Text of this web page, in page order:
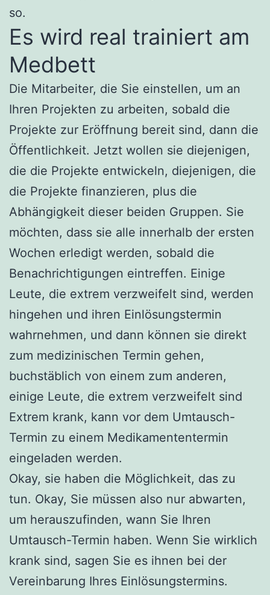
so.
Es wird real trainiert am
Medbett
Die Mitarbeiter, die Sie einstellen, um an
Ihren Projekten zu arbeiten, sobald die
Projekte zur Eröffnung bereit sind, dann die
Öffentlichkeit. Jetzt wollen sie diejenigen,
die die Projekte entwickeln, diejenigen, die
die Projekte finanzieren, plus die
Abhängigkeit dieser beiden Gruppen. Sie
möchten, dass sie alle innerhalb der ersten
Wochen erledigt werden, sobald die
Benachrichtigungen eintreffen. Einige
Leute, die extrem verzweifelt sind, werden
hingehen und ihren Einlösungstermin
wahrnehmen, und dann können sie direkt
zum medizinischen Termin gehen,
buchstäblich von einem zum anderen,
einige Leute, die extrem verzweifelt sind
Extrem krank, kann vor dem Umtausch-
Termin zu einem Medikamententermin
eingeladen werden.
Okay, sie haben die Möglichkeit, das zu
tun. Okay, Sie müssen also nur abwarten,
um herauszufinden, wann Sie Ihren
Umtausch-Termin haben. Wenn Sie wirklich
krank sind, sagen Sie es ihnen bei der
Vereinbarung Ihres Einlösungstermins.